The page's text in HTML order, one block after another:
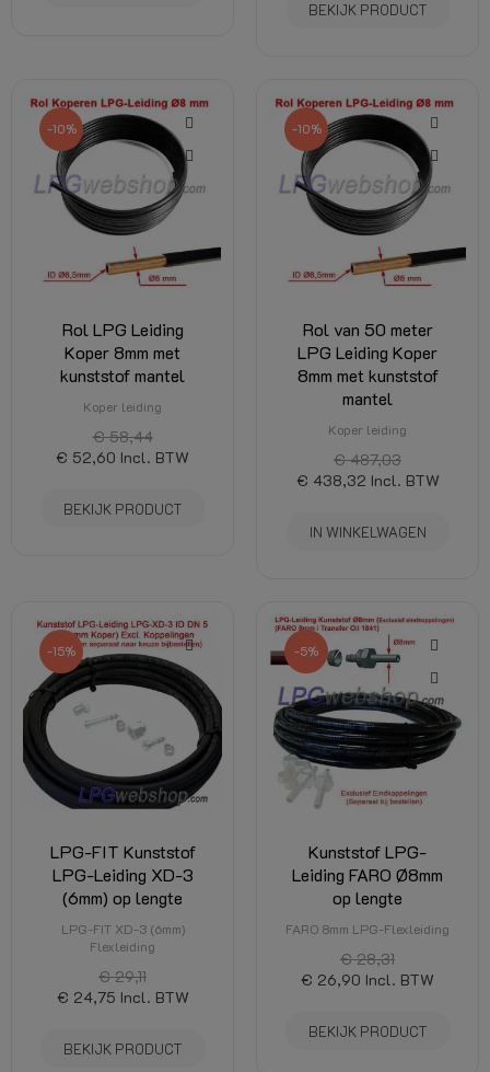
BEKIJK PRODUCT
-10%
Rol LPG Leiding
Koper 8mm met
kunststof mantel
Koper leiding
€ 58,44
€ 52,60 Incl. BTW
BEKIJK PRODUCT
-10%
Rol van 50 meter
LPG Leiding Koper
8mm met kunststof
mantel
Koper leiding
€ 487,03
€ 438,32 Incl. BTW
IN WINKELWAGEN
-15%
LPG-FIT Kunststof
LPG-Leiding XD-3
(6mm) op lengte
LPG-FIT XD-3 (6mm)
Flexleiding
€ 29,11
€ 24,75 Incl. BTW
BEKIJK PRODUCT
-5%
Kunststof LPG-
Leiding FARO Ø8mm
op lengte
FARO 8mm LPG-Flexleiding
€ 28,31
€ 26,90 Incl. BTW
BEKIJK PRODUCT